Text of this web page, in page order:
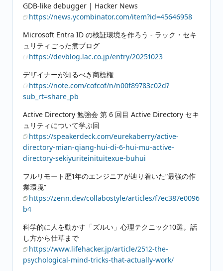
GDB-like debugger | Hacker News
https://news.ycombinator.com/item?id=45646958
Microsoft Entra ID の検証環境を作ろう - ラック・セキ
ュリティごった煮ブログ
https://devblog.lac.co.jp/entry/20251023
デザイナーが知るべき商標権
https://note.com/cofcof/n/n00f89783c02d?
sub_rt=share_pb
Active Directory 勉強会 第 6 回目 Active Directory セキ
ュリティについて学ぶ回
https://speakerdeck.com/eurekaberry/active-
directory-mian-qiang-hui-di-6-hui-mu-active-
directory-sekiyuriteinituitexue-buhui
フルリモート歴1年のエンジニアが辿り着いた“最強の作
業環境”
https://zenn.dev/collabostyle/articles/f7ec387e0096
b4
科学的に人を動かす「ズルい」心理テクニック10選。話
し方から仕草まで
https://www.lifehacker.jp/article/2512-the-
psychological-mind-tricks-that-actually-work/